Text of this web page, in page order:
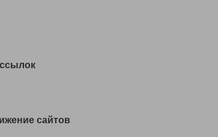
сайтов